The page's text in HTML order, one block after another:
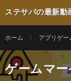
ステサバの最新動
ホーム アプリゲー
ゲームマ